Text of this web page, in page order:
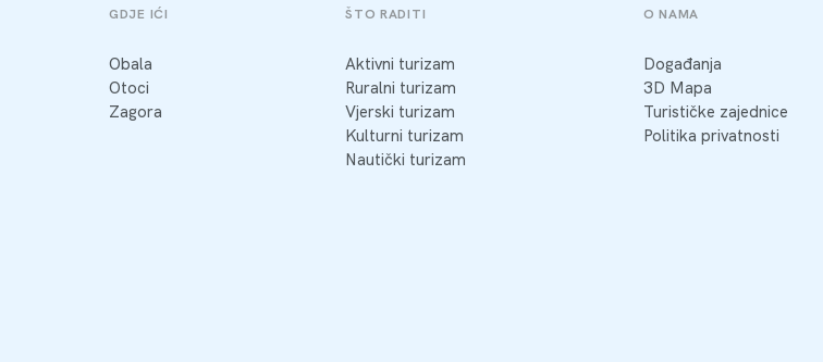
GDJE IĆI
Obala
Otoci
Zagora
ŠTO RADITI
Aktivni turizam
Ruralni turizam
Vjerski turizam
Kulturni turizam
Nautički turizam
O NAMA
Događanja
3D Mapa
Turističke zajednice
Politika privatnosti